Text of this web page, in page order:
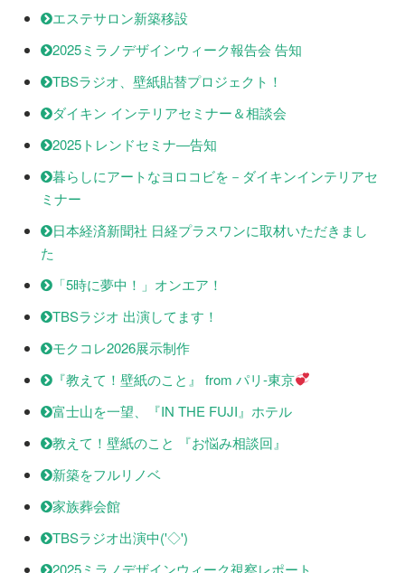
エステサロン新築移設
2025ミラノデザインウィーク報告会 告知
TBSラジオ、壁紙貼替プロジェクト！
ダイキン インテリアセミナー＆相談会
2025トレンドセミナ―告知
暮らしにアートなヨロコビを－ダイキンインテリアセ
ミナー
日本経済新聞社 日経プラスワンに取材いただきまし
た
「5時に夢中！」オンエア！
TBSラジオ 出演してます！
モクコレ2026展示制作
『教えて！壁紙のこと』 from パリ-東京
富士山を一望、『IN THE FUJI』ホテル
教えて！壁紙のこと 『お悩み相談回』
新築をフルリノベ
家族葬会館
TBSラジオ出演中('◇')ゞ
2025ミラノデザインウィーク視察レポート